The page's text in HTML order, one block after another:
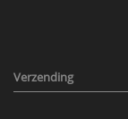
Verzending